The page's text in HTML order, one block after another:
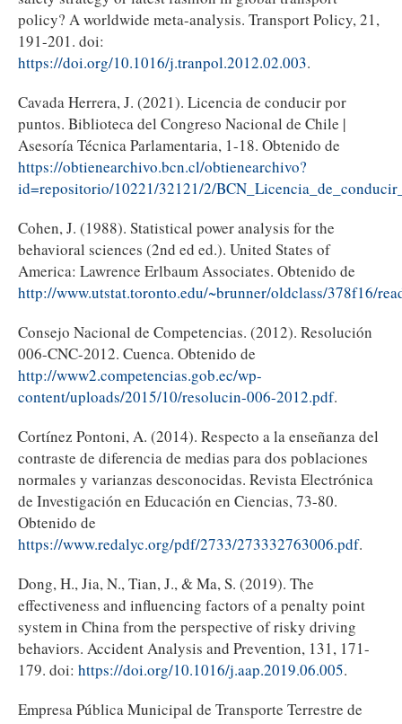
policy? A worldwide meta-analysis. Transport Policy, 21,
191-201. doi:
https://doi.org/10.1016/j.tranpol.2012.02.003.
Cavada Herrera, J. (2021). Licencia de conducir por
puntos. Biblioteca del Congreso Nacional de Chile |
Asesoría Técnica Parlamentaria, 1-18. Obtenido de
https://obtienearchivo.bcn.cl/obtienearchivo?
id=repositorio/10221/32121/2/
Cohen, J. (1988). Statistical power analysis for the
behavioral sciences (2nd ed ed.). United States of
America: Lawrence Erlbaum Associates. Obtenido de
http://www.utstat.toronto.edu/~brunner/oldclass/378f16/
Consejo Nacional de Competencias. (2012). Resolución
006-CNC-2012. Cuenca. Obtenido de
http://www2.competencias.gob.ec/wp-
content/uploads/2015/10/resolucin-006-2012.pdf.
Cortínez Pontoni, A. (2014). Respecto a la enseñanza del
contraste de diferencia de medias para dos poblaciones
normales y varianzas desconocidas. Revista Electrónica
de Investigación en Educación en Ciencias, 73-80.
Obtenido de
https://www.redalyc.org/pdf/2733/273332763006.pdf.
Dong, H., Jia, N., Tian, J., & Ma, S. (2019). The
effectiveness and influencing factors of a penalty point
system in China from the perspective of risky driving
behaviors. Accident Analysis and Prevention, 131, 171-
179. doi: https://doi.org/10.1016/j.aap.2019.06.005.
Empresa Pública Municipal de Transporte Terrestre de